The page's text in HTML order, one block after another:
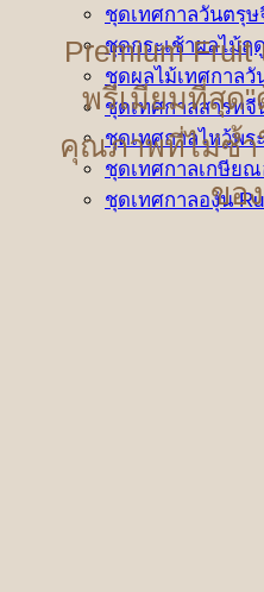
ชุดเทศกาลวันตรุ
ชุดกระเช้าผลไม้ฤ
ชุดผลไม้เทศกาลวั
ชุดเทศกาลสารทจี
ชุดเทศกาลไหว้พร
ชุดเทศกาลเกษียณ
ชุดเทศกาลองุ่น
Premium
พรีเมียมที่สุด
คุณภาพที่ไม่ซ้ำ
ขอ